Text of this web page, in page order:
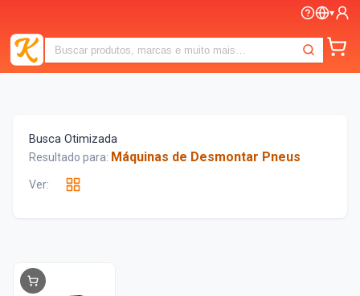
▾
Busca Otimizada
Resultado para: Máquinas de Desmontar Pneus
Ver: